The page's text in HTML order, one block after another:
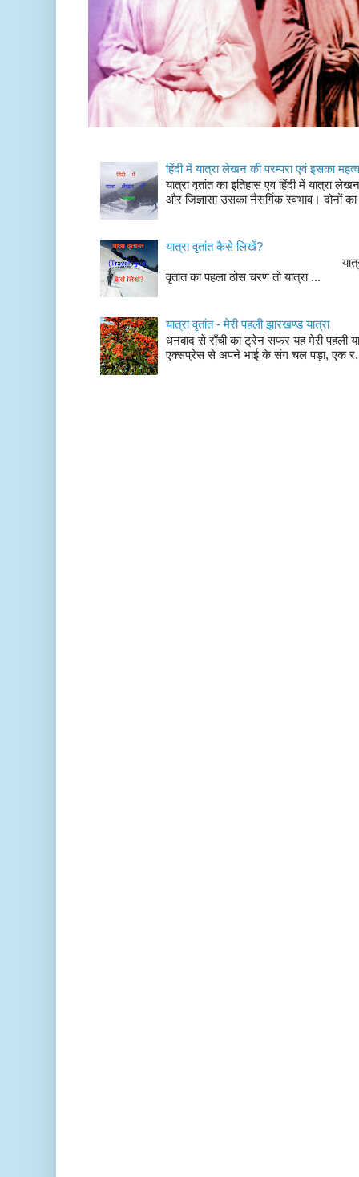
हिंदी में यात्रा लेखन की परम्परा एवं इसका महत्व
यात्रा वृतांत का इतिहास एव हिंदी में यात्रा
और जिज्ञासा उसका नैसर्गिक स्वभाव। दोनों
यात्रा वृतांत कैसे लिखें?
यात्रा वृतांत लेखन के
वृतांत का पहला ठोस चरण तो यात्रा ...
यात्रा वृतांत - मेरी पहली झारखण्ड यात्रा
धनबाद से राँची का ट्रेन सफर यह मेरी पहली
एक्सप्रेस से अपने भाई के संग चल पड़ा, एक